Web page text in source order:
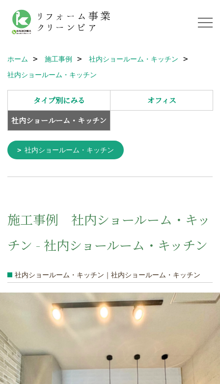
ホーム 施工事例
社内ショールーム・キッチン
社内ショールーム・キッチン
タイプ別にみる
オフィス
社内ショールーム・キッチン
社内ショールーム・キッチン
施工事例 社内ショールーム・キッ
チン - 社内ショールーム・キッチン
社内ショールーム・キッチン｜社内ショールーム・キッチン